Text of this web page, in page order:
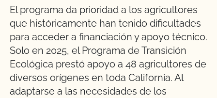
El programa da prioridad a los agricultores
que históricamente han tenido dificultades
para acceder a financiación y apoyo técnico.
Solo en 2025, el Programa de Transición
Ecológica prestó apoyo a 48 agricultores de
diversos orígenes en toda California. Al
adaptarse a las necesidades de los